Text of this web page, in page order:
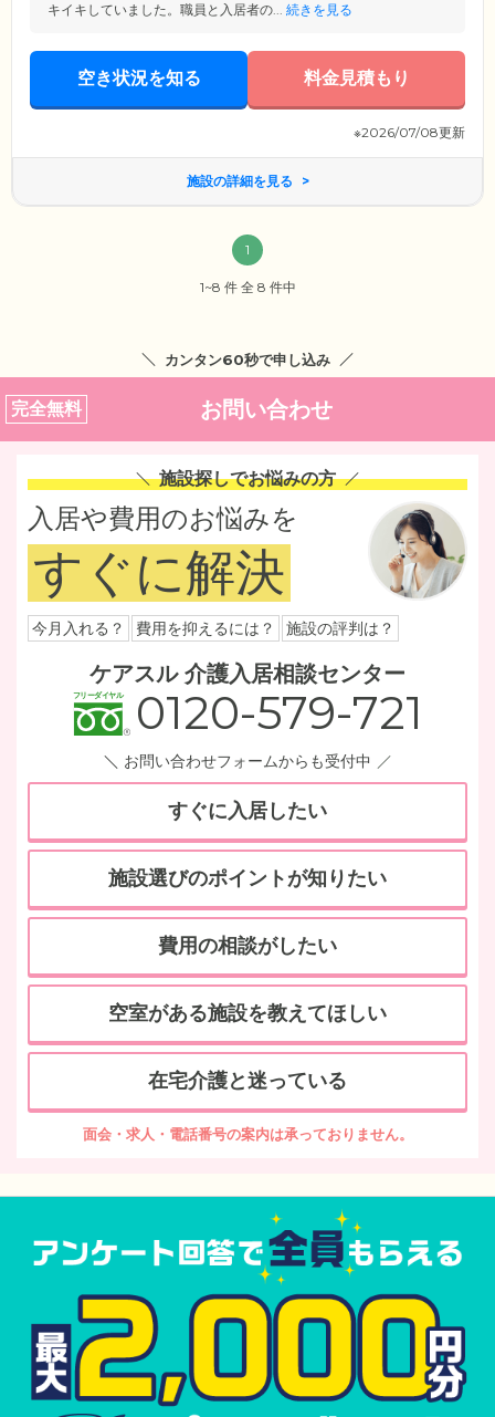
キイキしていました。職員と入居者の... 続きを見る
空き状況を知る 料金見積もり
※2026/07/08更新
施設の詳細を見る
1
1~8 件 全 8 件中
カンタン60秒で申し込み
完全無料 お問い合わせ
施設探しでお悩みの方
入居や費用のお悩みを
すぐに解決
今月入れる？ 費用を抑えるには？ 施設の評判は？
ケアスル 介護入居相談センター
0120-579-721
お問い合わせフォームからも受付中
すぐに入居したい
施設選びのポイントが知りたい
費用の相談がしたい
空室がある施設を教えてほしい
在宅介護と迷っている
面会・求人・電話番号の案内は承っておりません。